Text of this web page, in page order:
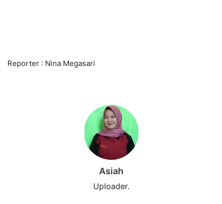
Reporter : Nina Megasari
Asiah
Uploader.